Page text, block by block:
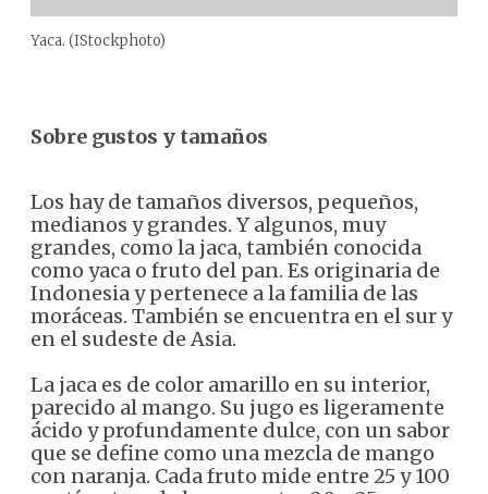
Yaca. (IStockphoto)
Sobre gustos y tamaños
Los hay de tamaños diversos, pequeños,
medianos y grandes. Y algunos, muy
grandes, como la jaca, también conocida
como yaca o fruto del pan. Es originaria de
Indonesia y pertenece a la familia de las
moráceas. También se encuentra en el sur y
en el sudeste de Asia.
La jaca es de color amarillo en su interior,
parecido al mango. Su jugo es ligeramente
ácido y profundamente dulce, con un sabor
que se define como una mezcla de mango
con naranja. Cada fruto mide entre 25 y 100